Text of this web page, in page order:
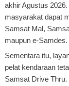
akhir Agustus
masyarakat dapat
Samsat Mal,
maupun e-Samdes.
Sementara itu,
pelat kendaraan
Samsat Drive Thru.